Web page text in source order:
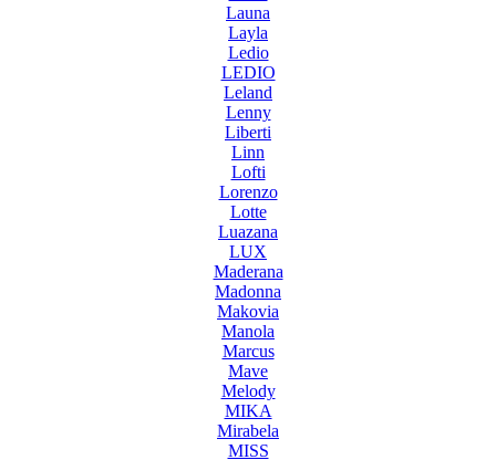
Launa
Layla
Ledio
LEDIO
Leland
Lenny
Liberti
Linn
Lofti
Lorenzo
Lotte
Luazana
LUX
Maderana
Madonna
Makovia
Manola
Marcus
Mave
Melody
MIKA
Mirabela
MISS